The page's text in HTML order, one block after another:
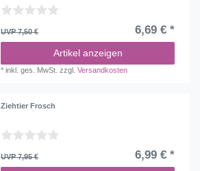
UVP 7,50 € 6,69 € *
Artikel anzeigen
*inkl. ges. MwSt. zzgl.Versandkosten
Ziehtier Frosch
UVP 7,95 € 6,99 € *